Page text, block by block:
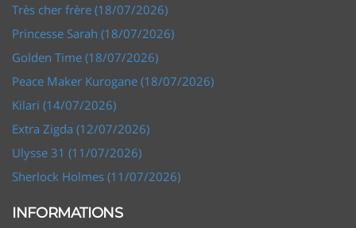
Très cher frère (18/07/2026)
Princesse Sarah (18/07/2026)
Golden Time (18/07/2026)
Peace Maker Kurogane (18/07/2026)
Kilari (14/07/2026)
Extra Zigda (12/07/2026)
Ulysse 31 (11/07/2026)
Sherlock Holmes (11/07/2026)
INFORMATIONS